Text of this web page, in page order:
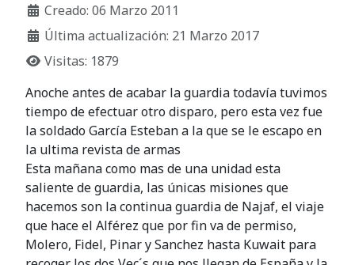
Creado: 06 Marzo 2011
Última actualización: 21 Marzo 2017
Visitas: 1879
Anoche antes de acabar la guardia todavía tuvimos
tiempo de efectuar otro disparo, pero esta vez fue
la soldado García Esteban a la que se le escapo en
la ultima revista de armas
Esta mañana como mas de una unidad esta
saliente de guardia, las únicas misiones que
hacemos son la continua guardia de Najaf, el viaje
que hace el Alférez que por fin va de permiso,
Molero, Fidel, Pinar y Sanchez hasta Kuwait para